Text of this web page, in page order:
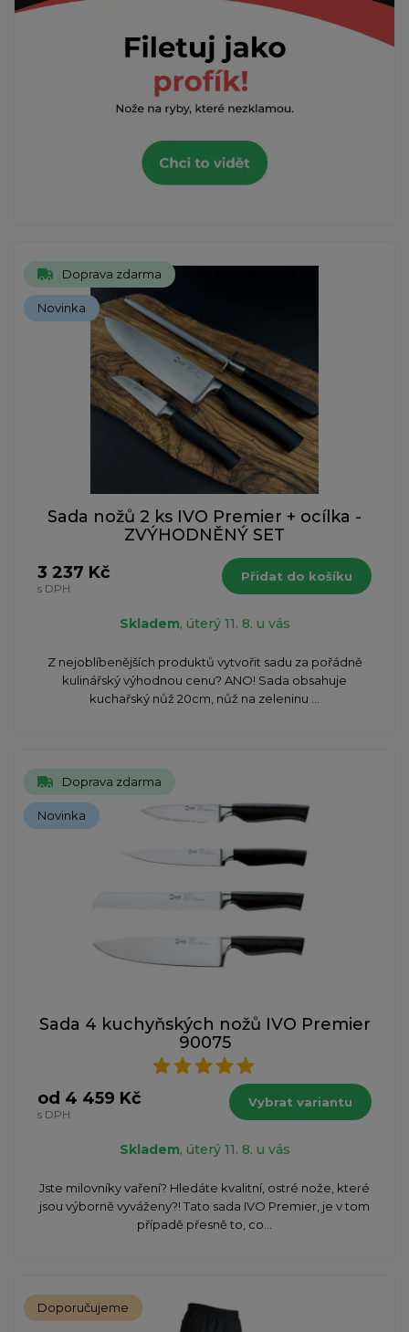
Doprava zdarma
Novinka
Sada nožů 2 ks IVO Premier + ocílka -
ZVÝHODNĚNÝ SET
3 237 Kč
s DPH
Přidat do košíku
Skladem, úterý 11. 8. u vás
Z nejoblíbenějších produktů vytvořit sadu za pořádně
kulinářský výhodnou cenu? ANO! Sada obsahuje
kuchařský nůž 20cm, ​nůž na zeleninu ...
Doprava zdarma
Novinka
Sada 4 kuchyňských nožů IVO Premier
90075
od 4 459 Kč
s DPH
Vybrat variantu
Skladem, úterý 11. 8. u vás
​Jste milovníky vaření? Hledáte kvalitní, ostré nože, které
jsou výborně vyváženy?! Tato sada IVO Premier, je v tom
případě přesně to, co...
Doporučujeme